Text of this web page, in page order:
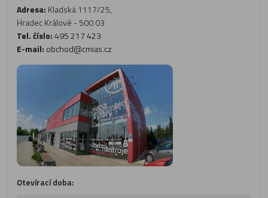
Adresa: Kladská 1117/25,
Hradec Králové - 500 03
Tel. číslo:495 217 423
E-mail: obchod@cmias.cz
Otevírací doba: